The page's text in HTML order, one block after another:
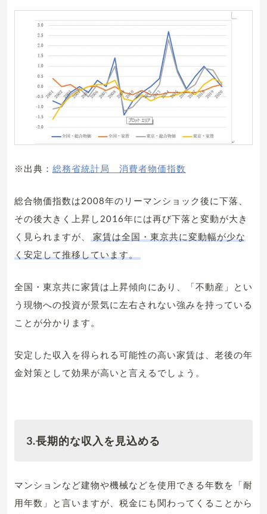
※出典： 総務省統計局 消費者物価指数
総合物価指数は2008年のリーマンショック後に下落、
その後大きく上昇し2016年には再び下落と変動が大き
く見られますが、
家賃は全国・東京共に変動幅が少な
く安定して推移しています。
全国・東京共に家賃は上昇傾向にあり、「不動産」とい
う現物への投資が景気に左右されない強みを持っている
ことが分かります。
安定した収入を得られる可能性の高い家賃は、老後の年
金対策として効果が高いと言えるでしょう。
3.長期的な収入を見込める
マンションなど建物や機械などを使用できる年数を「耐
用年数」と言いますが、税金にも関わってくることから